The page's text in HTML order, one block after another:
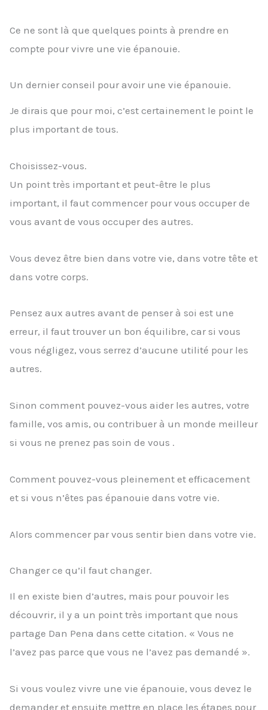
Ce ne sont là que quelques points à prendre en
compte pour vivre une vie épanouie.
Un dernier conseil pour avoir une vie épanouie.
Je dirais que pour moi, c’est certainement le point le
plus important de tous.
Choisissez-vous.
Un point très important et peut-être le plus
important, il faut commencer pour vous occuper de
vous avant de vous occuper des autres.
Vous devez être bien dans votre vie, dans votre tête et
dans votre corps.
Pensez aux autres avant de penser à soi est une
erreur, il faut trouver un bon équilibre, car si vous
vous négligez, vous serrez d’aucune utilité pour les
autres.
Sinon comment pouvez-vous aider les autres, votre
famille, vos amis, ou contribuer à un monde meilleur
si vous ne prenez pas soin de vous .
Comment pouvez-vous pleinement et efficacement
et si vous n’êtes pas épanouie dans votre vie.
Alors commencer par vous sentir bien dans votre vie.
Changer ce qu’il faut changer.
Il en existe bien d’autres, mais pour pouvoir les
découvrir, il y a un point très important que nous
partage Dan Pena dans cette citation. « Vous ne
l’avez pas parce que vous ne l’avez pas demandé ».
Si vous voulez vivre une vie épanouie, vous devez le
demander et ensuite mettre en place les étapes pour